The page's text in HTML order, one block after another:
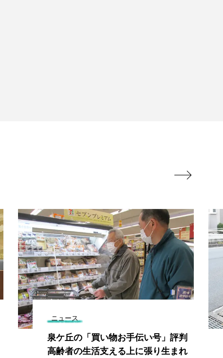
ニュース
泉ケ丘の「買い物お手伝い号」評判
高齢者の生活支える上に張り生まれ
